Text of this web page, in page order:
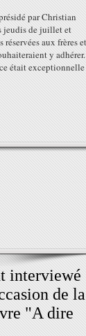
par Christian
jeudis de juillet et
aux frères et
y adhérer.
était exceptionnelle
interviewé
de la
"A dire